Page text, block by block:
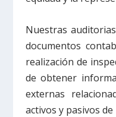
Nuestras
documentos
realización de
de obtener
externas
activos y pasivos